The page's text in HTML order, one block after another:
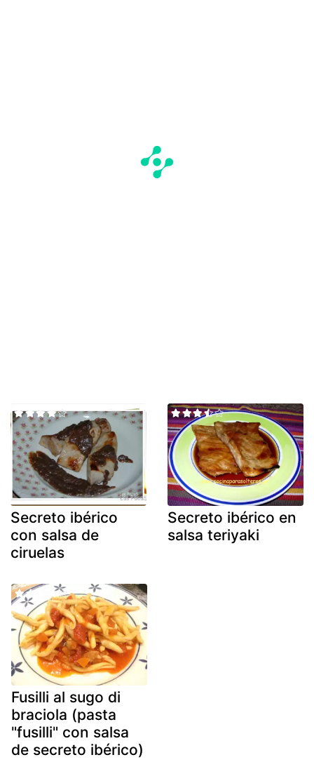
Secreto ibérico
con salsa de
ciruelas
Secreto ibérico en
salsa teriyaki
Fusilli al sugo di
braciola (pasta
"fusilli" con salsa
de secreto ibérico)